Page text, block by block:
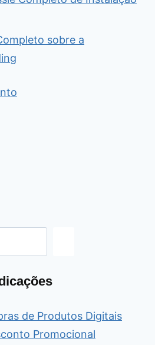
sobre a
de Produtos Digitais
Promocional